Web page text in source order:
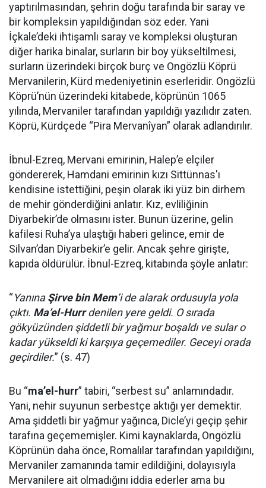
yaptırılmasından, şehrin doğu tarafında bir saray ve
bir kompleksin yapıldığından söz eder. Yani
İçkale’deki ihtişamlı saray ve kompleksi oluşturan
diğer harika binalar, surların bir boy yükseltilmesi,
surların üzerindeki birçok burç ve Ongözlü Köprü
Mervanilerin, Kürd medeniyetinin eserleridir. Ongözlü
Köprü’nün üzerindeki kitabede, köprünün 1065
yılında, Mervaniler tarafından yapıldığı yazılıdır zaten.
Köprü, Kürdçede “Pira Mervanîyan” olarak adlandırılır.
İbnul-Ezreq, Mervani emirinin, Halep’e elçiler
göndererek, Hamdani emirinin kızı Sittünnas'ı
kendisine istettiğini, peşin olarak iki yüz bin dirhem
de mehir gönderdiğini anlatır. Kız, evliliğinin
Diyarbekir’de olmasını ister. Bunun üzerine, gelin
kafilesi Ruha’ya ulaştığı haberi gelince, emir de
Silvan’dan Diyarbekir’e gelir. Ancak şehre girişte,
kapıda öldürülür. İbnul-Ezreq, kitabında şöyle anlatır:
“YanınaŞirve bin Mem’i de alarak ordusuyla yola
çıktı. Ma’el-Hurrdenilen yere geldi. O sırada
gökyüzünden şiddetli bir yağmur boşaldı ve sular o
kadar yükseldi ki karşıya geçemediler. Geceyi orada
geçirdiler.” (s. 47)
Bu “ma’el-hurr” tabiri, “serbest su” anlamındadır.
Yani, nehir suyunun serbestçe aktığı yer demektir.
Ama şiddetli bir yağmur yağınca, Dicle’yi geçip şehir
tarafına geçememişler. Kimi kaynaklarda, Ongözlü
Köprünün daha önce, Romalılar tarafından yapıldığını,
Mervaniler zamanında tamir edildiğini, dolayısıyla
Mervanilere ait olmadığını iddia ederler ama bu